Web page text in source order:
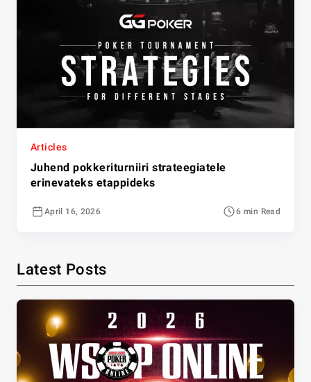
Articles
Juhend pokkeriturniiri strateegiatele
erinevateks etappideks
April 16, 2026 6 min Read
Latest Posts